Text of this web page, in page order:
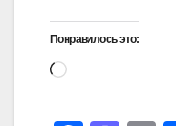
Понравилось это: